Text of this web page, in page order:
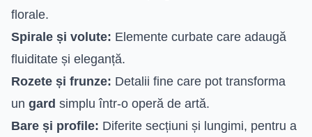
florale.
Spirale și volute: Elemente curbate care adaugă
fluiditate și eleganță.
Rozete și frunze: Detalii fine care pot transforma
un gard simplu într-o operă de artă.
Bare și profile: Diferite secțiuni și lungimi, pentru a